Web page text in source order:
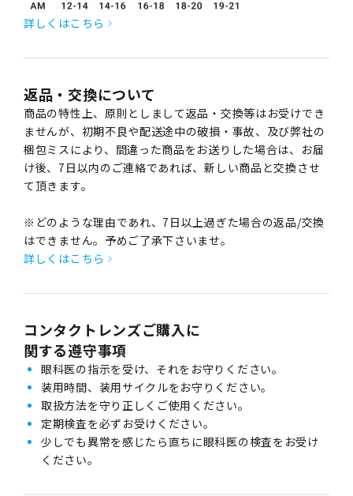
詳しくはこちら
返品・交換について
商品の特性上、原則としまして返品・交換等はお受けでき
ませんが、初期不良や配送途中の破損・事故、及び弊社の
梱包ミスにより、間違った商品をお送りした場合は、お届
け後、7日以内のご連絡であれば、新しい商品と交換させ
て頂きます。
※どのような理由であれ、7日以上過ぎた場合の返品/交換
はできません。予めご了承下さいませ。
詳しくはこちら
コンタクトレンズご購入に
関する遵守事項
眼科医の指示を受け、それをお守りください。
装用時間、装用サイクルをお守りください。
取扱方法を守り正しくご使用ください。
定期検査を必ずお受けください。
少しでも異常を感じたら直ちに眼科医の検査をお受け
ください。